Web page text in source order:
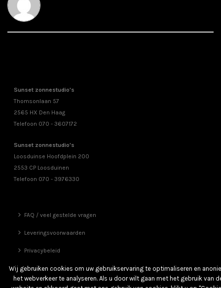
Sunset zonnestudio's
Thomsonlaan 57
2565 HX Den Haag
Telefoon 070 - 3607172
Sunset zonnestudio's
Loosduinse Hoofdplein 200
2553 CP Loosduinen
Telefoon 070 - 3976330
FAQ / veel gestelde vragen
Leveringsvoorwaarden
Privacybeleid
Vrienden
Wij gebruiken cookies om uw gebruikservaring te optimaliseren en
het webverkeer te analyseren. Als u door wilt gaan met het gebruik van